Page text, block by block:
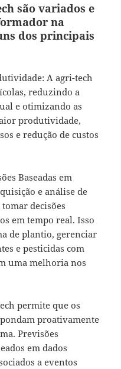
são variados e
na
dos principais
A agri-tech
reduzindo a
e otimizando as
produtividade,
e redução de custos
Baseadas em
e análise de
decisões
em tempo real. Isso
de plantio, gerenciar
e pesticidas com
uma melhoria nos
permite que os
proativamente
Previsões
em dados
a eventos